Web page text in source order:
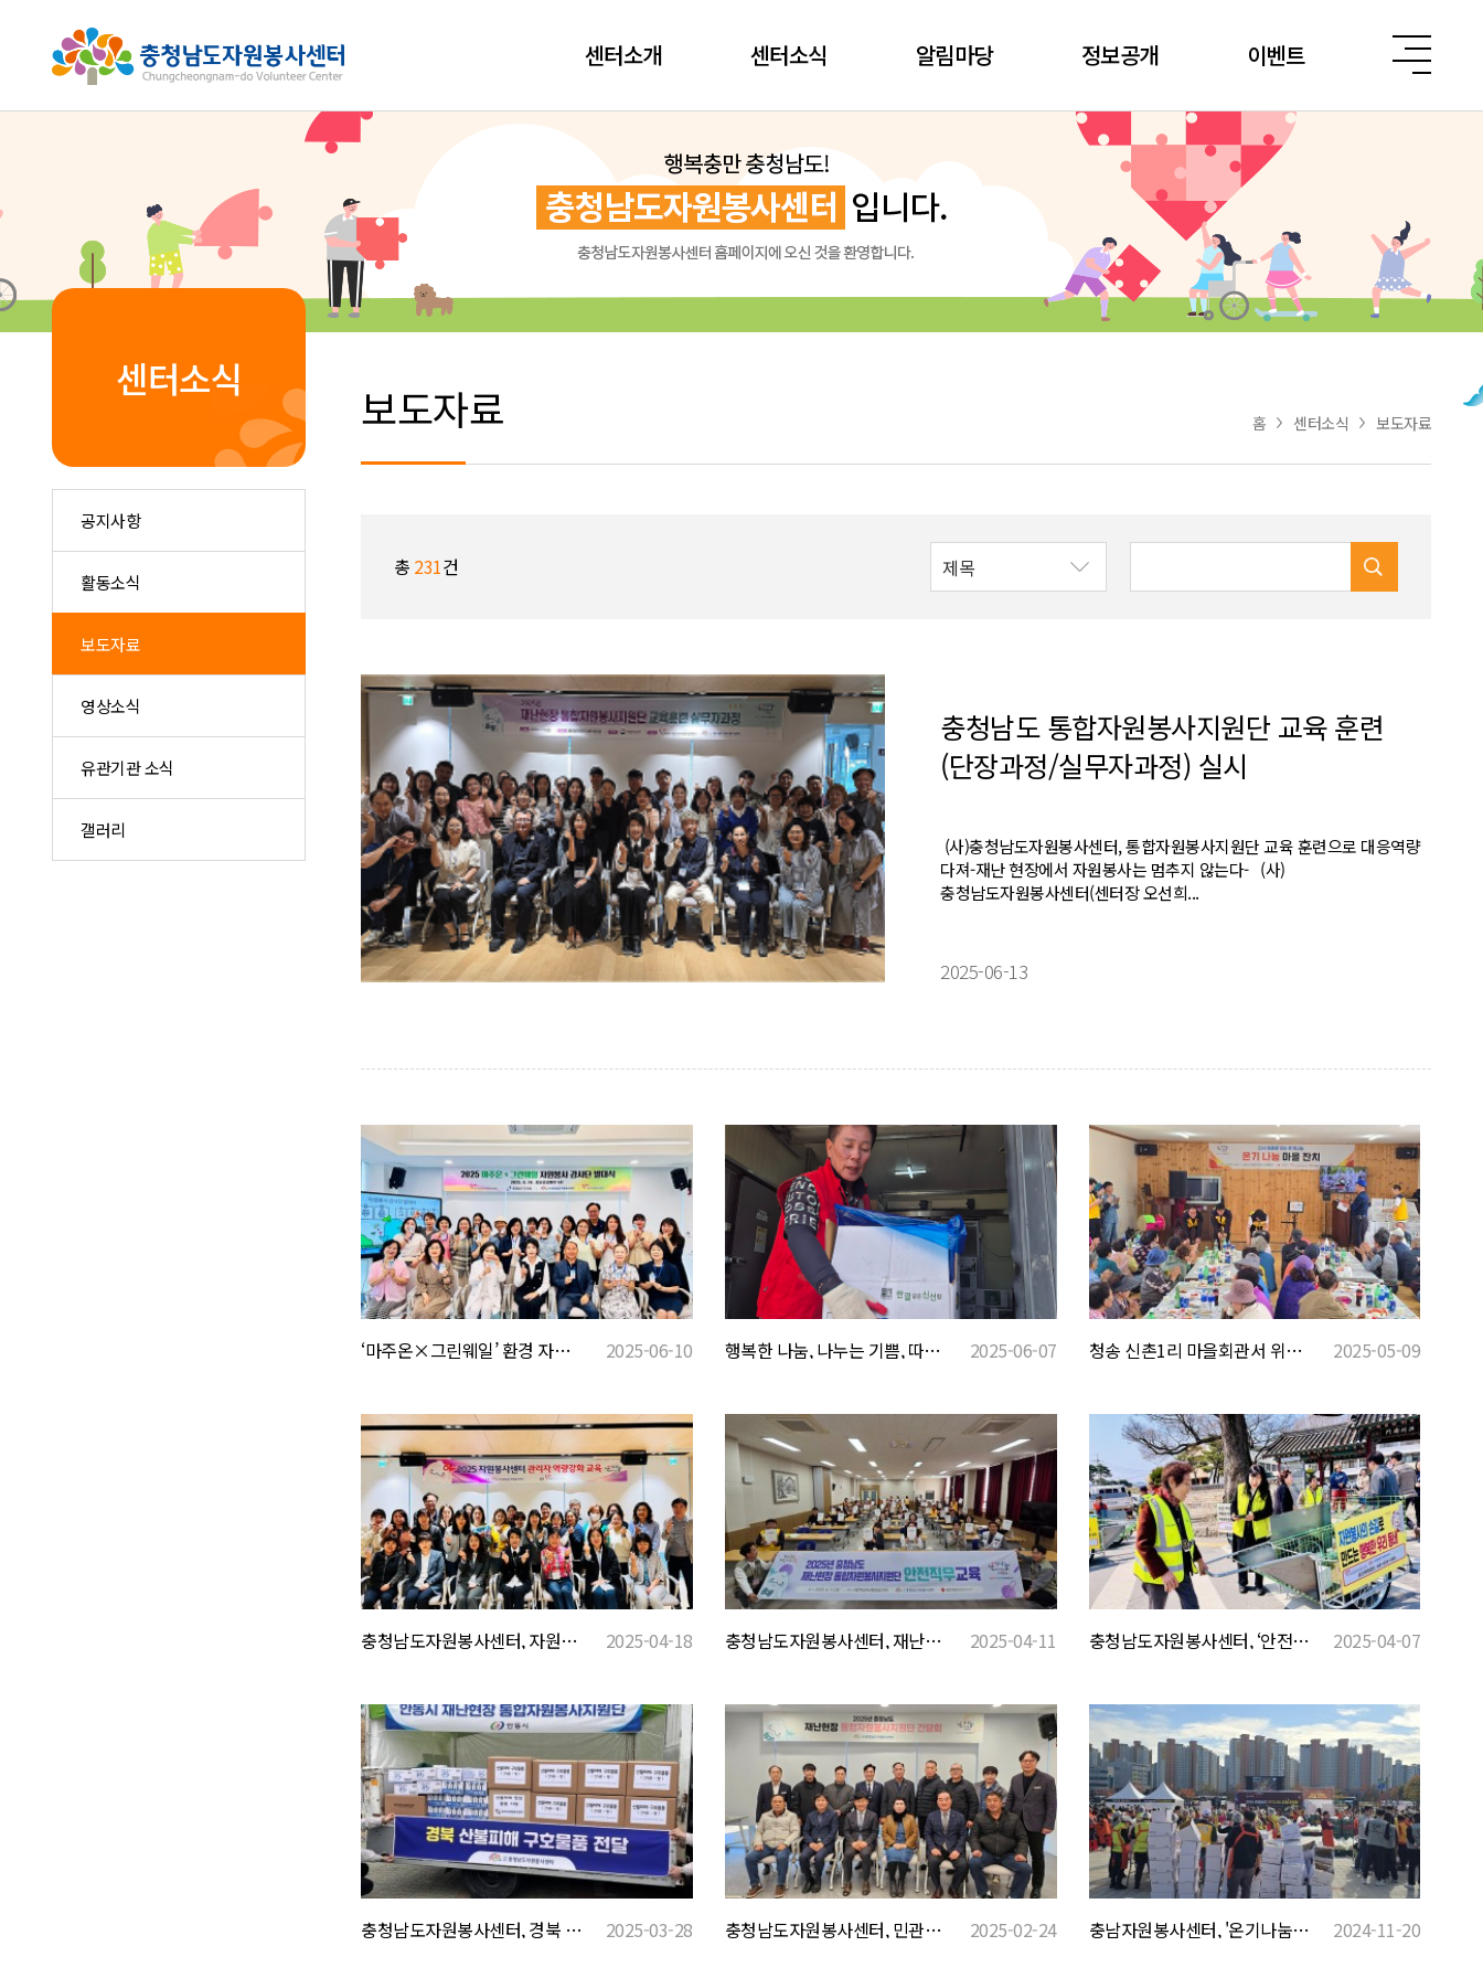
센터소개 센터소식 알림마당 정보공개 이벤트
센터소식
공지사항
활동소식
보도자료
영상소식
유관기관 소식
갤러리
보도자료 홈 센터소식 보도자료
총 231건
충청남도 통합자원봉사지원단 교육 훈련
(단장과정/실무자과정) 실시
(사)충청남도자원봉사센터, 통합자원봉사지원단 교육 훈련으로 대응역량
다져-재난 현장에서 자원봉사는 멈추지 않는다- (사)
충청남도자원봉사센터(센터장 오선희...
2025-06-13
‘마주온×그린웨일’ 환경 자원봉사 강사단 발대식 개최 2025-06-10 행복한 나눔, 나누는 기쁨, 따뜻한 온정나눔 2025-06-07 청송 신촌1리 마을회관서 위로와 회복의 시간... 건강꾸러미·카네이션 전달까지 2025-05-09
충청남도자원봉사센터, 자원봉사센터 관리자 대상 ‘소통과 강연 스킬 향상 교육’ 실시 2025-04-18 충청남도자원봉사센터, 재난구호체험 교육 통해 실전 대응 역량 강화 2025-04-11 충청남도자원봉사센터, ‘안전 손수레 키트’ 전달 2025-04-07
충청남도자원봉사센터, 경북 안동 산불 피해지역에 구호물품 전달 2025-03-28 충청남도자원봉사센터, 민관협력 강화를 위한 통합자원봉사지원단 간담회 개최 2025-02-24 충남자원봉사센터, '온기나눔 김장대축제' 2024-11-20